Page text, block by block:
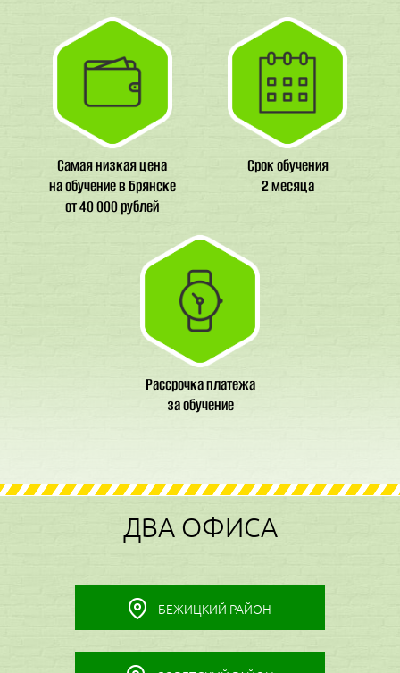
Самая низкая цена
на обучение в Брянске
от 40 000 рублей
Срок обучения
2 месяца
Рассрочка платежа
за обучение
ДВА ОФИСА
БЕЖИЦКИЙ РАЙОН